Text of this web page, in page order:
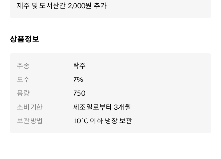
상품정보
주종
탁주
도수
7%
용량
750
소비기한
제조일로부터 3개월
보관방법
10˚C 이하 냉장 보관
제주 및 도서산간 2,000원 추가